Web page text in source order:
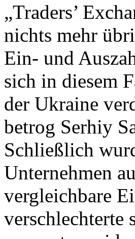
„Traders’
nichts mehr
Ein- und
sich in diesem
der Ukraine
betrog Serhiy
Schließlich
Unternehmen
vergleichbare
verschlechterte